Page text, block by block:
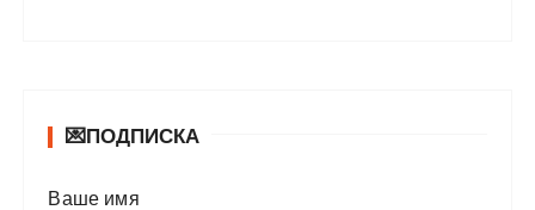
💌ПОДПИСКА
Ваше имя